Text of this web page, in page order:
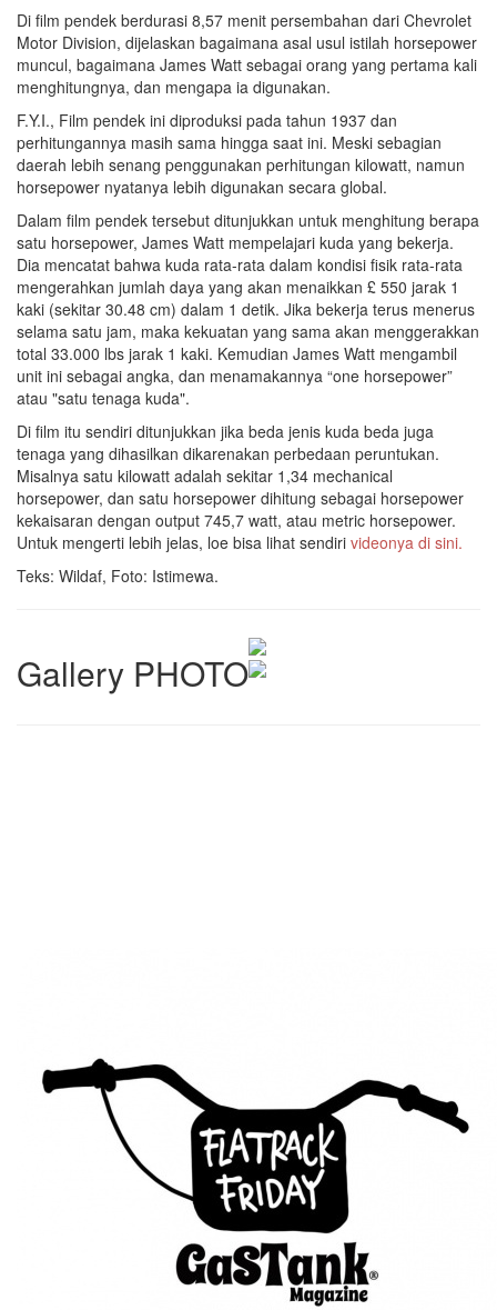
Di film pendek berdurasi 8,57 menit persembahan dari Chevrolet
Motor Division, dijelaskan bagaimana asal usul istilah horsepower
muncul, bagaimana James Watt sebagai orang yang pertama kali
menghitungnya, dan mengapa ia digunakan.
F.Y.I., Film pendek ini diproduksi pada tahun 1937 dan
perhitungannya masih sama hingga saat ini. Meski sebagian
daerah lebih senang penggunakan perhitungan kilowatt, namun
horsepower nyatanya lebih digunakan secara global.
Dalam film pendek tersebut ditunjukkan untuk menghitung berapa
satu horsepower, James Watt mempelajari kuda yang bekerja.
Dia mencatat bahwa kuda rata-rata dalam kondisi fisik rata-rata
mengerahkan jumlah daya yang akan menaikkan £ 550 jarak 1
kaki (sekitar 30.48 cm) dalam 1 detik. Jika bekerja terus menerus
selama satu jam, maka kekuatan yang sama akan menggerakkan
total 33.000 lbs jarak 1 kaki. Kemudian James Watt mengambil
unit ini sebagai angka, dan menamakannya “one horsepower”
atau "satu tenaga kuda".
Di film itu sendiri ditunjukkan jika beda jenis kuda beda juga
tenaga yang dihasilkan dikarenakan perbedaan peruntukan.
Misalnya satu kilowatt adalah sekitar 1,34 mechanical
horsepower, dan satu horsepower dihitung sebagai horsepower
kekaisaran dengan output 745,7 watt, atau metric horsepower.
Untuk mengerti lebih jelas, loe bisa lihat sendiri videonya di sini.
Teks: Wildaf, Foto: Istimewa.
Gallery PHOTO